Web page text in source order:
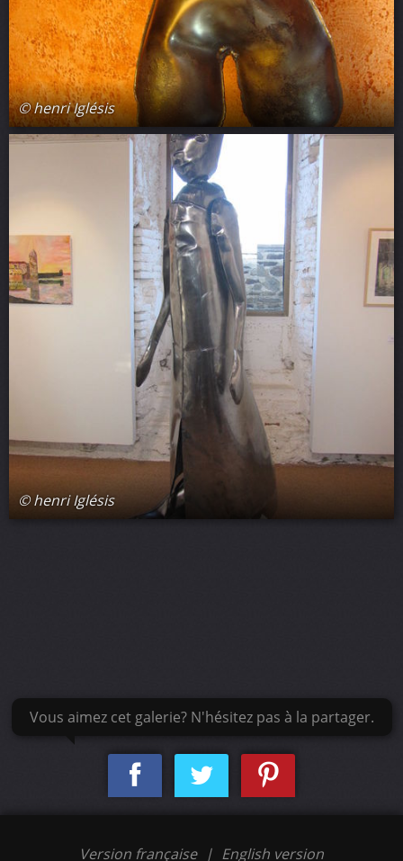
© henri Iglésis
© henri Iglésis
Vous aimez cet galerie? N'hésitez pas à la partager.
Version française | English version